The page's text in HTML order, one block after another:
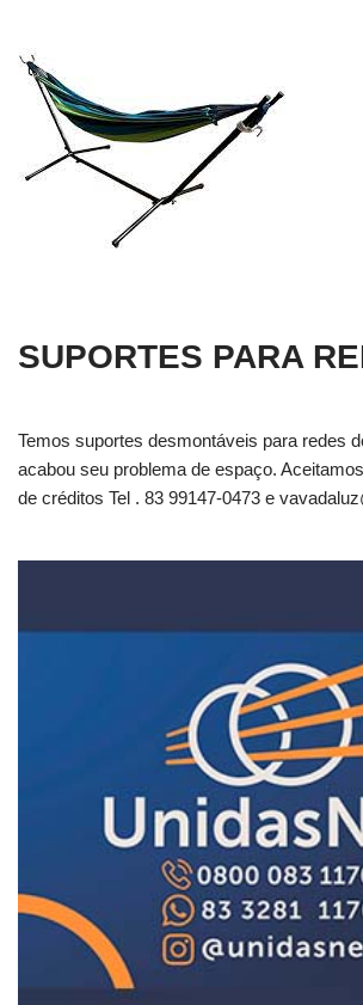
SUPORTES PARA
Temos suportes desmontáveis para redes
acabou seu problema de espaço.
de créditos Tel . 83 99147-0473 e